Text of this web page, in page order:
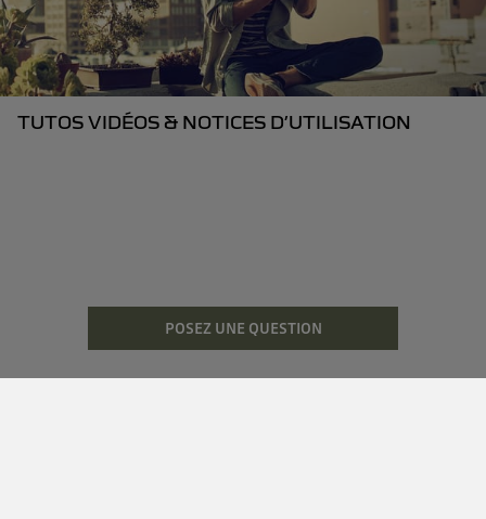
TUTOS VIDÉOS & NOTICES D’UTILISATION
POSEZ UNE QUESTION